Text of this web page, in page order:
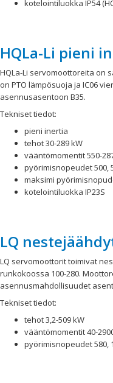
kotelointiluokka IP54
HQLa-Li pieni
HQLa-Li servomoottoreita on
on PTO lämpösuoja ja IC06
asennusasentoon B35.
Tekniset tiedot:
pieni inertia
tehot 30-289 kW
vääntömomentit 550-
pyörimisnopeudet 500,
maksimi
kotelointiluokka IP23S
LQ
LQ servomoottorit toimivat
runkokoossa 100-280.
asennusmahdollisuudet
Tekniset tiedot:
tehot 3,2-509 kW
vääntömomentit 40-
pyörimisnopeudet 580,